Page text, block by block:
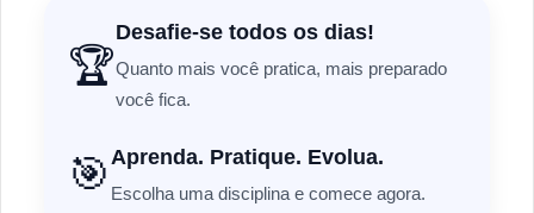
🏆
Desafie-se todos os dias!
Quanto mais você pratica, mais preparado
você fica.
🎯 Aprenda. Pratique. Evolua.
Escolha uma disciplina e comece agora.